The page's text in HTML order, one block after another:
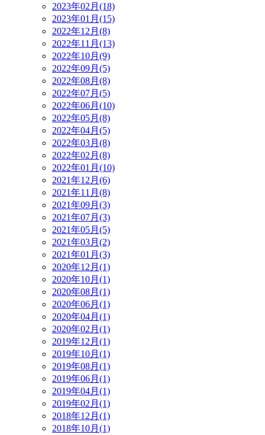
2023年02月(18)
2023年01月(15)
2022年12月(8)
2022年11月(13)
2022年10月(9)
2022年09月(5)
2022年08月(8)
2022年07月(5)
2022年06月(10)
2022年05月(8)
2022年04月(5)
2022年03月(8)
2022年02月(8)
2022年01月(10)
2021年12月(6)
2021年11月(8)
2021年09月(3)
2021年07月(3)
2021年05月(5)
2021年03月(2)
2021年01月(3)
2020年12月(1)
2020年10月(1)
2020年08月(1)
2020年06月(1)
2020年04月(1)
2020年02月(1)
2019年12月(1)
2019年10月(1)
2019年08月(1)
2019年06月(1)
2019年04月(1)
2019年02月(1)
2018年12月(1)
2018年10月(1)